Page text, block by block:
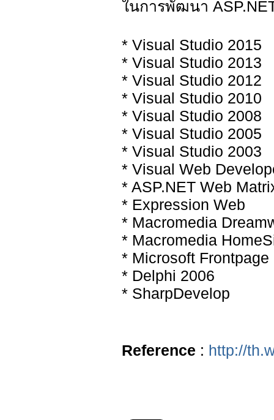
ในการพัฒนา
* Visual Studio 2015
* Visual Studio 2013
* Visual Studio 2012
* Visual Studio 2010
* Visual Studio 2008
* Visual Studio 2005
* Visual Studio 2003
* Visual Web
* ASP.NET Web
* Expression Web
* Macromedia
* Macromedia
* Microsoft Frontpage
* Delphi 2006
* SharpDevelop
Reference : http://